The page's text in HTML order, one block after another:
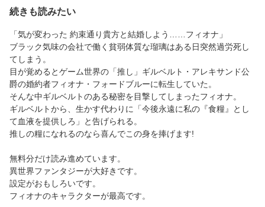
続きも読みたい
「気が変わった 約束通り貴方と結婚しよう……フィオナ」
ブラック気味の会社で働く貧弱体質な瑠璃はある日突然過労死し
てしまう。
目が覚めるとゲーム世界の「推し」ギルベルト・アレキサンド公
爵の婚約者フィオナ・フォードブルーに転生していた。
そんな中ギルベルトのある秘密を目撃してしまったフィオナ。
ギルベルトから、生かす代わりに「今後永遠に私の『食糧』とし
て血液を提供しろ」と告げられる。
推しの糧になれるのなら喜んでこの身を捧げます!
無料分だけ読み進めています。
異世界ファンタジーが大好きです。
設定がおもしろいです。
フィオナのキャラクターが最高です。